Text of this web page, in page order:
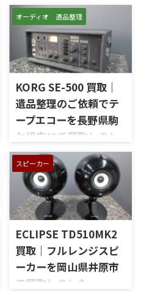
東京都足立区で、McIntoshの
コントロールアンプ「C712」
を出張買取させていただきま
した。今回のお品物は、
McIntoshらしいガラスパネル
デザインとリモート操作機能
を備えた2chソリッドステート
式のコントロールアンプで、左
右チャンネルの音出し、入力
切替、ボリューム、トーンコン
トロール、MMフォノ入力、バ
外観コンディション、リモコン
など付属品の有無を確認しな
がら査定いたしました。 買取
商品：McIntosh C712 メーカ
ー：McIntosh / マッキントッ
シュ 型番： ...
オーディオ 遺品整理
KORG SE-500 買取｜
遺品整理のご依頼でテ
ープエコーを長野県駒
ケ根市にて買取しまし
た
長野県駒ケ根市で、遺品整理に
伴いKORGのテープエコー
「SE-500 Stage Echo」を出張
買取させていただきました。
今回のお品物は、前オーナー
様が大切に保管されていたヴ
ィンテージのテープエコーで、
ご家族様より「価値があるも
のか分からないので、処分する
前に見てほしい」とご相談い
スピーカー
ECLIPSE TD510MK2
買取｜フルレンジスピ
ーカーを岡山県井原市
で買取しました